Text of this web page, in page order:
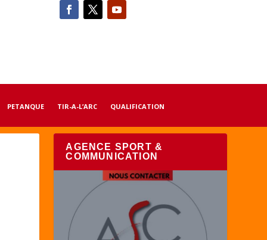
PETANQUE TIR-A-L’ARC QUALIFICATION
AGENCE SPORT &
COMMUNICATION